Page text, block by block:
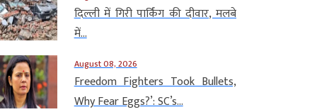
दिल्ली में गिरी पार्किंग की दीवार, मलबे
में...
August 08, 2026
Freedom Fighters Took Bullets,
Why Fear Eggs?’: SC’s...